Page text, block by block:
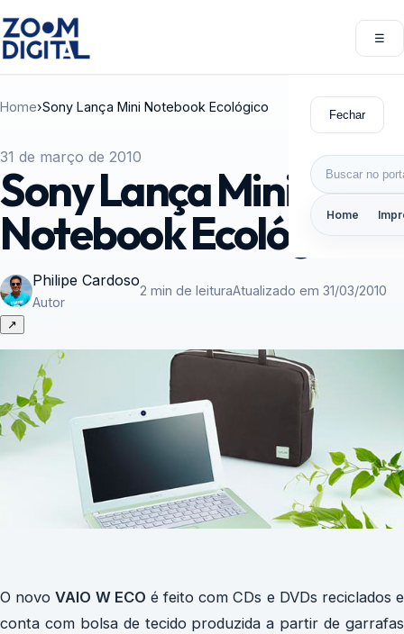
☰
Fechar
Buscar por:
Home
Home›Sony Lança Mini Notebook Ecológico
31 de março de 2010
Sony Lança Mini
Notebook Ecológico
Philipe Cardoso
Autor
2 min de leituraAtualizado em 31/03/2010
↗
O novoVAIO W ECO é feito com CDs e DVDs reciclados e
conta com bolsa de tecido produzida a partir de garrafas